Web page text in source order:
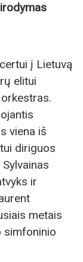
į Lietuvą
elitui
viena iš
diriguos
ir
metais
simfoninio